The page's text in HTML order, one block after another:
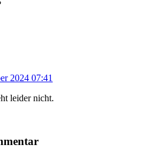
2024 07:41
leider nicht.